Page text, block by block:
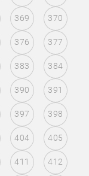
369 370
376 377
383 384
390 391
397 398
404 405
411 412